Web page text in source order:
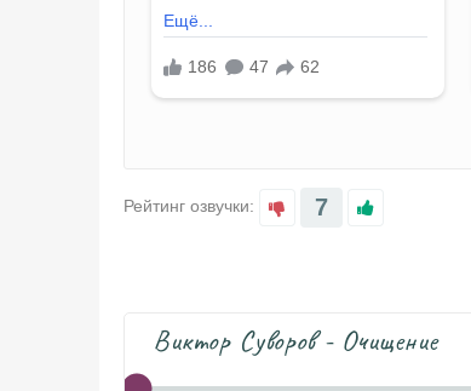
Рейтинг озвучки: 7
Виктор Суворов - Очищение